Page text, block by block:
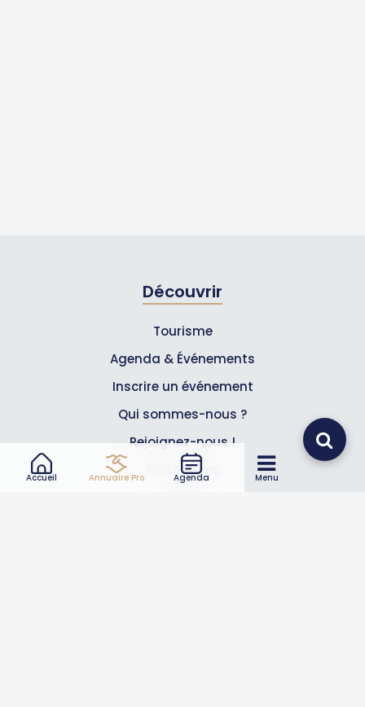
Accueil Annuaire Pro Agenda Menu
Découvrir
Tourisme
Agenda & Événements
Inscrire un événement
Qui sommes-nous ?
Rejoignez-nous !
Partenaires